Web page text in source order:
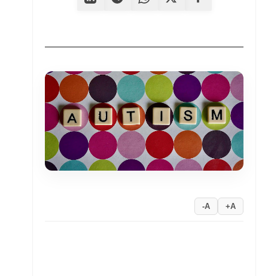
A+
A-